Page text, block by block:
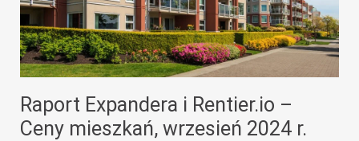
Raport Expandera i Rentier.io –
Ceny mieszkań, wrzesień 2024 r.